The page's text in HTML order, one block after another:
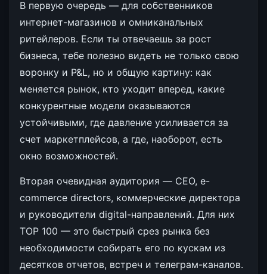
В первую очередь — для собственников
интернет-магазинов и омниканальных
ритейлеров. Если ты отвечаешь за рост
бизнеса, тебе полезно видеть не только свою
воронку и P&L, но и общую картину: как
меняется рынок, кто уходит вперед, какие
конкурентные модели оказываются
устойчивыми, где давление усиливается за
счет маркетплейсов, а где, наоборот, есть
окно возможностей.
Вторая очевидная аудитория — CEO, e-
commerce directors, коммерческие директора
и руководители digital-направлений. Для них
TOP 100 — это быстрый срез рынка без
необходимости собирать его по кускам из
десятков отчетов, встреч и телеграм-каналов.